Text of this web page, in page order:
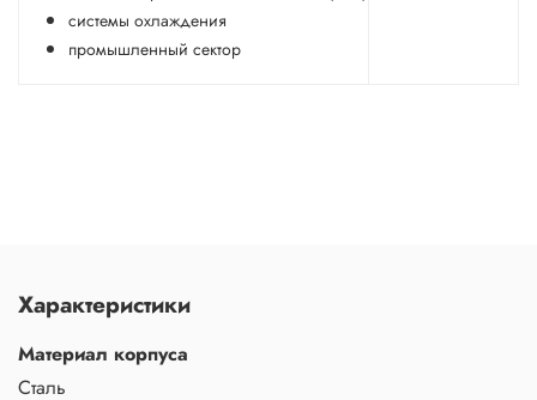
системы охлаждения
промышленный сектор
Характеристики
Материал корпуса
Сталь